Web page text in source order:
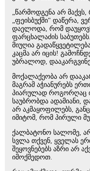
„წარმოდგენა არ მაქვს,
„ფეისბუქში" დაწერა,
დაელოდა, რომ
ფარცხალაძის
მიუღია
კაცმა არ იცის!
უბრალოდ,
მოქალაქეობა არ
მაგრამ აჭიანურებს
პიარულად როგორღაც
საუბრობდა ადამიანი,
არ აკმაყოფილებს,
იმიტომ, რომ პირული
ქალბატონო სალომე,
სვლა თქვენ, ყველას
შეყოვნებებს აზრი არ
იმოქმედოთ.